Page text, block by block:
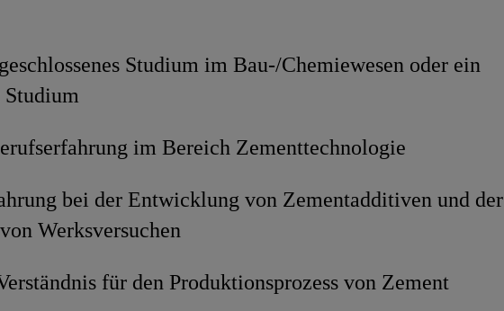
Studium im Bau-/Chemiewesen oder ein
im Bereich Zementtechnologie
bei der Entwicklung von Zementadditiven und der
Werksversuchen
für den Produktionsprozess von Zement